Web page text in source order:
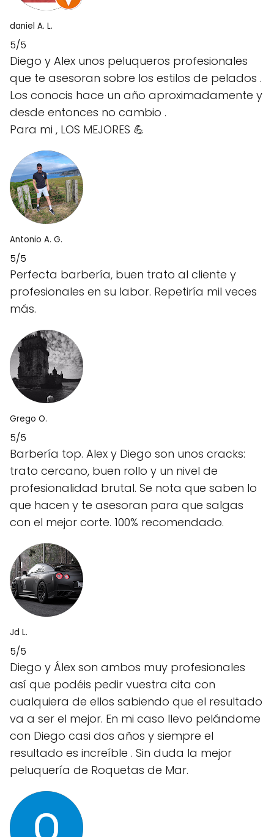
daniel A. L.
5/5
Diego y Alex unos peluqueros profesionales
que te asesoran sobre los estilos de pelados .
Los conocis hace un año aproximadamente y
desde entonces no cambio .
Para mi , LOS MEJORES 💪
Antonio A. G.
5/5
Perfecta barbería, buen trato al cliente y
profesionales en su labor. Repetiría mil veces
más.
Grego O.
5/5
Barbería top. Alex y Diego son unos cracks:
trato cercano, buen rollo y un nivel de
profesionalidad brutal. Se nota que saben lo
que hacen y te asesoran para que salgas
con el mejor corte. 100% recomendado.
Jd L.
5/5
Diego y Álex son ambos muy profesionales
así que podéis pedir vuestra cita con
cualquiera de ellos sabiendo que el resultado
va a ser el mejor. En mi caso llevo pelándome
con Diego casi dos años y siempre el
resultado es increíble . Sin duda la mejor
peluquería de Roquetas de Mar.